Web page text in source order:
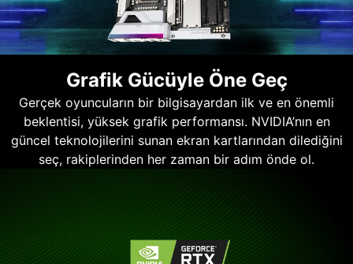
Grafik Gücüyle Öne Geç
Gerçek oyuncuların bir bilgisayardan ilk ve en önemli
beklentisi, yüksek grafik performansı. NVIDIA’nın en
güncel teknolojilerini sunan ekran kartlarından dilediğini
seç, rakiplerinden her zaman bir adım önde ol.